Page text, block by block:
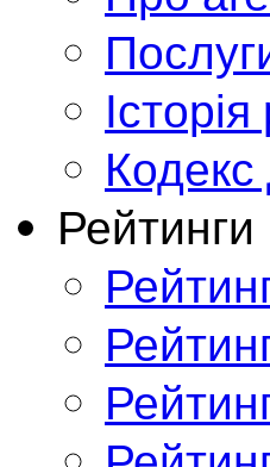
Кодекс
Рейтинги